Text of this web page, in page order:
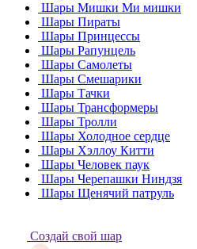
Шары Мишки Ми мишки
Шары Пираты
Шары Принцессы
Шары Рапунцель
Шары Самолеты
Шары Смешарики
Шары Тачки
Шары Трансформеры
Шары Тролли
Шары Холодное сердце
Шары Хэллоу Китти
Шары Человек паук
Шары Черепашки Ниндзя
Шары Щенячий патруль
Создай свой шар